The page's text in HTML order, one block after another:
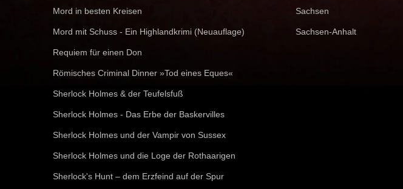
Mord in besten Kreisen
Mord mit Schuss - Ein Highlandkrimi (Neuauflage)
Requiem für einen Don
Römisches Criminal Dinner »Tod eines Eques«
Sherlock Holmes & der Teufelsfuß
Sherlock Holmes - Das Erbe der Baskervilles
Sherlock Holmes und der Vampir von Sussex
Sherlock Holmes und die Loge der Rothaarigen
Sherlock's Hunt – dem Erzfeind auf der Spur
Sachsen
Sachsen-Anhalt